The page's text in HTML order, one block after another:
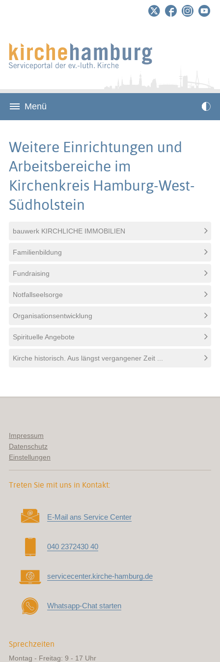
Menü
Weitere Einrichtungen und
Arbeitsbereiche im
Kirchenkreis Hamburg-West-
Südholstein
bauwerk KIRCHLICHE IMMOBILIEN
Familienbildung
Fundraising
Notfallseelsorge
Organisationsentwicklung
Spirituelle Angebote
Kirche historisch. Aus längst vergangener Zeit ...
Impressum
Datenschutz
Einstellungen
Treten Sie mit uns in Kontakt:
E-Mail ans Service Center
040 2372430 40
servicecenter.kirche-hamburg.de
Whatsapp-Chat starten
Sprechzeiten
Montag - Freitag: 9 - 17 Uhr